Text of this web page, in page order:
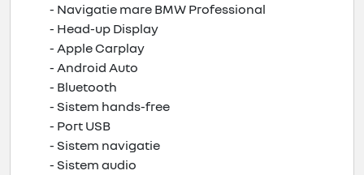
- Navigatie mare BMW Professional
- Head-up Display
- Apple Carplay
- Android Auto
- Bluetooth
- Sistem hands-free
- Port USB
- Sistem navigatie
- Sistem audio